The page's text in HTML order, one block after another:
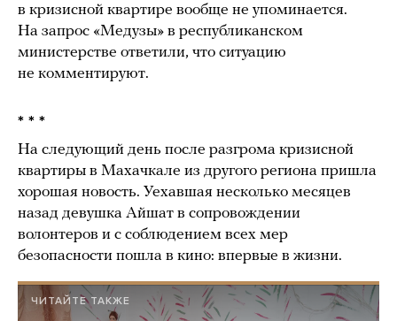
в кризисной квартире вообще не упоминается.
На запрос «Медузы» в республиканском
министерстве ответили, что ситуацию
не комментируют.
* * *
На следующий день после разгрома кризисной
квартиры в Махачкале из другого региона пришла
хорошая новость. Уехавшая несколько месяцев
назад девушка Айшат в сопровождении
волонтеров и с соблюдением всех мер
безопасности пошла в кино: впервые в жизни.
ЧИТАЙТЕ ТАКЖЕ